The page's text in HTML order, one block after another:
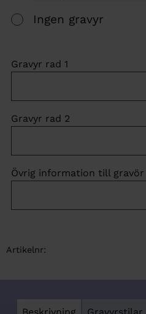
Gravyr rad 1
Gravyr rad 2
Övrig information till gravör
Ingen gravyr
Artikelnr